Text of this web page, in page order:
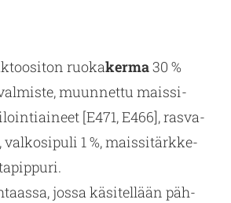
ruokakerma30 %
muun­net­tu mais­si­
[E471, E466], ras­va­
val­ko­si­pu­li 1 %, mais­si­tärk­ke­
jossa kä­si­tel­lään päh­